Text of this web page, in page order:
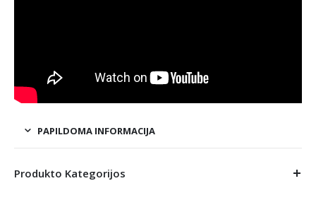
PAPILDOMA INFORMACIJA
Produkto Kategorijos